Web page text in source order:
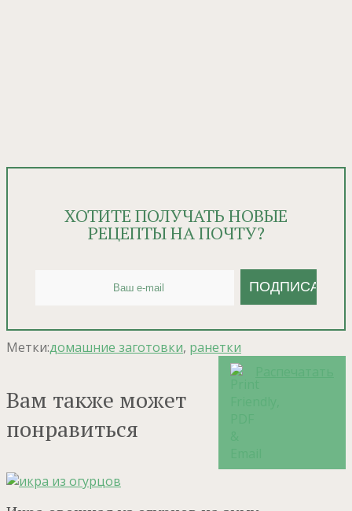
ХОТИТЕ ПОЛУЧАТЬ НОВЫЕ
РЕЦЕПТЫ НА ПОЧТУ?
Метки:домашние заготовки, ранетки
Вам также может
понравиться